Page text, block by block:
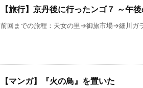
【旅行】京丹後に行ったンゴ７ ～午
前回までの旅程：天女の里→御旅市場→細川
【マンガ】『火の鳥』を置いた